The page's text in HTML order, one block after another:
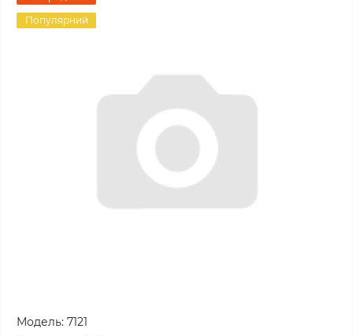
Популярний
Модель: 7121